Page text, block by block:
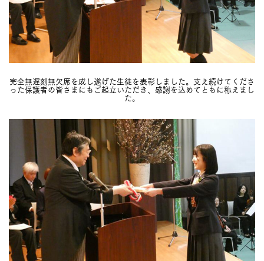
完全無遅刻無欠席を成し遂げた生徒を表彰しました。支え続けてくださ
った保護者の皆さまにもご起立いただき、感謝を込めてともに称えまし
た。